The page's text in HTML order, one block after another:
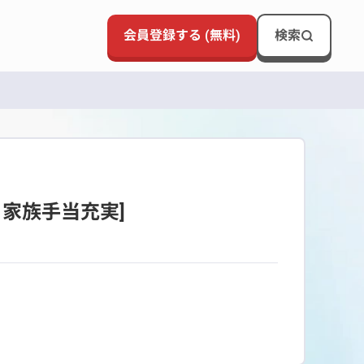
会員登録する (無料) 検索
族手当充実]